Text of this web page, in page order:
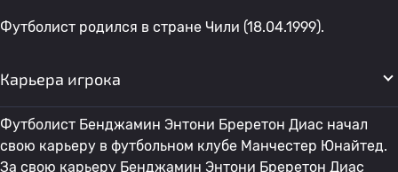
Футболист родился в стране Чили (18.04.1999).
Карьера игрока
Футболист Бенджамин Энтони Бреретон Диас начал
свою карьеру в футбольном клубе Манчестер Юнайтед.
За свою карьеру Бенджамин Энтони Бреретон Диас